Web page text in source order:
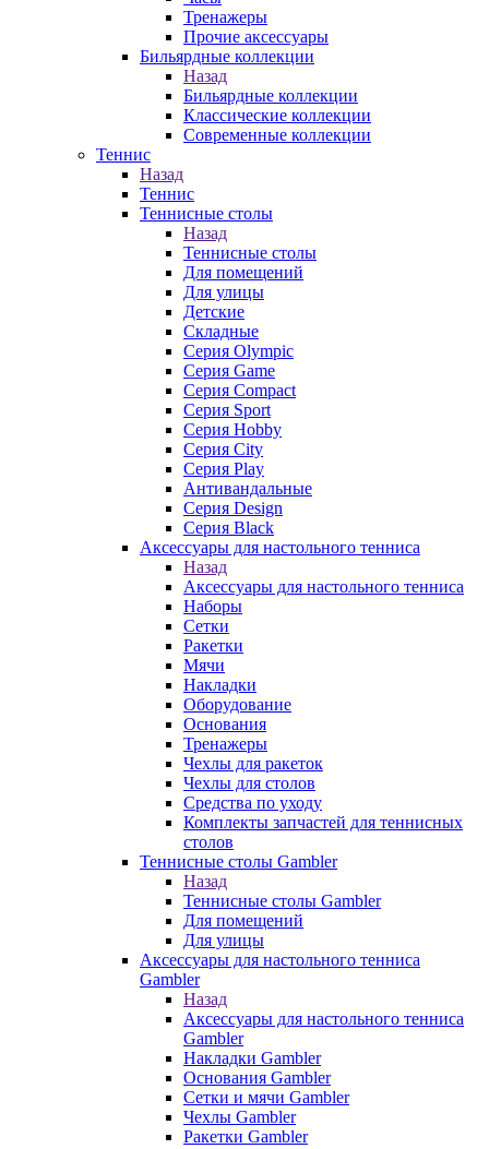
Тренажеры
Прочие аксессуары
Бильярдные коллекции
Назад
Бильярдные коллекции
Классические коллекции
Современные коллекции
Теннис
Назад
Теннис
Теннисные столы
Назад
Теннисные столы
Для помещений
Для улицы
Детские
Складные
Серия Olympic
Серия Game
Серия Compact
Серия Sport
Серия Hobby
Серия City
Серия Play
Антивандальные
Серия Design
Серия Black
Аксессуары для настольного тенниса
Назад
Аксессуары для настольного тенниса
Наборы
Сетки
Ракетки
Мячи
Накладки
Оборудование
Основания
Тренажеры
Чехлы для ракеток
Чехлы для столов
Средства по уходу
Комплекты запчастей для теннисных
столов
Теннисные столы Gambler
Назад
Теннисные столы Gambler
Для помещений
Для улицы
Аксессуары для настольного тенниса
Gambler
Назад
Аксессуары для настольного тенниса
Gambler
Накладки Gambler
Основания Gambler
Сетки и мячи Gambler
Чехлы Gambler
Ракетки Gambler